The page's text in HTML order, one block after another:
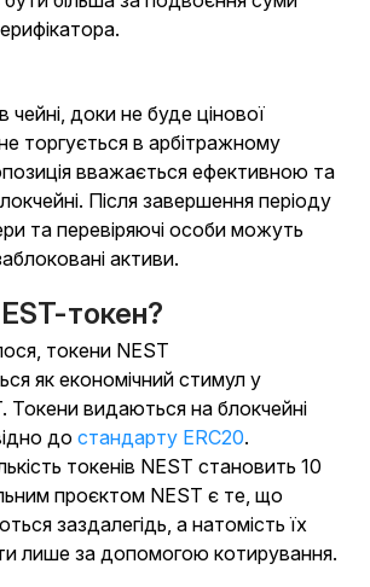
доки не буде цінової
торгується в арбітражному
вважається ефективною та
Після завершення періоду
та перевіряючі особи можуть
активи.
токен?
токени NEST
як економічний стимул у
Токени видаються на блокчейні
до стандарту ERC20.
токенів NEST становить 10
проєктом NEST є те, що
заздалегідь, а натомість їх
лише за допомогою котирування.